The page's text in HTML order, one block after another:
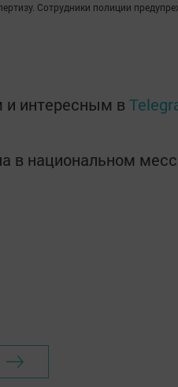
Сотрудники полиции
интересным в
в национальном